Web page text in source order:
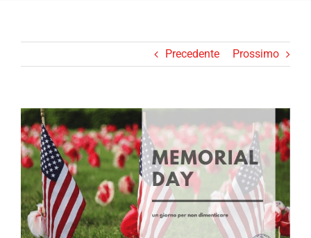
Precedente Prossimo
Ingrandisci
immagine